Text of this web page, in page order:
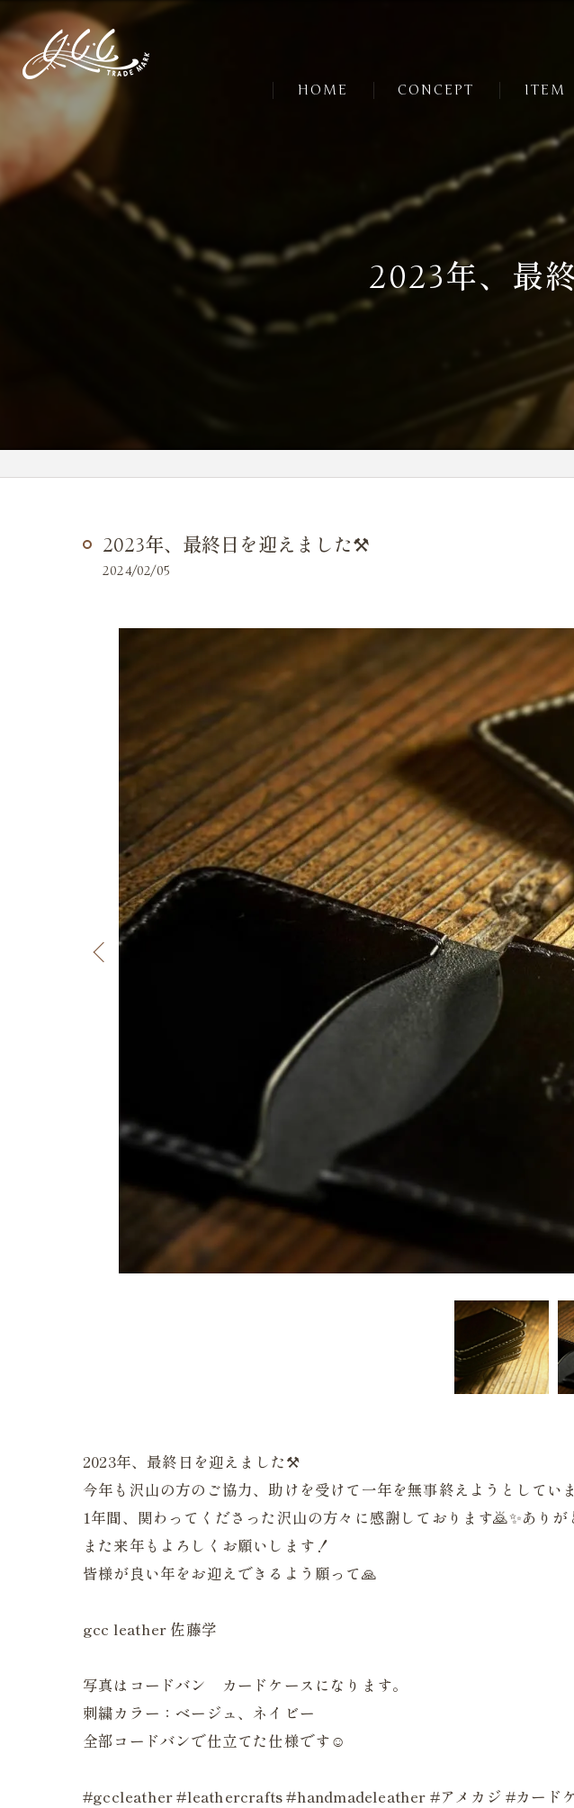
HOME CONCEPT ITEM
2023年、最
2023年、最終日を迎えました⚒️
2024/02/05
2023年、最終日を迎えました⚒️
今年も沢山の方のご協力、助けを受けて一年を無事終えようとしていま
1年間、関わってくださった沢山の方々に感謝しております🙇✨ありが
また来年もよろしくお願いします！
皆様が良い年をお迎えできるよう願って🙏
gcc leather 佐藤学
写真はコードバン カードケースになります。
刺繍カラー：ベージュ、ネイビー
全部コードバンで仕立てた仕様です☺︎
#gccleather #leathercrafts #handmadeleather #アメカジ #カード